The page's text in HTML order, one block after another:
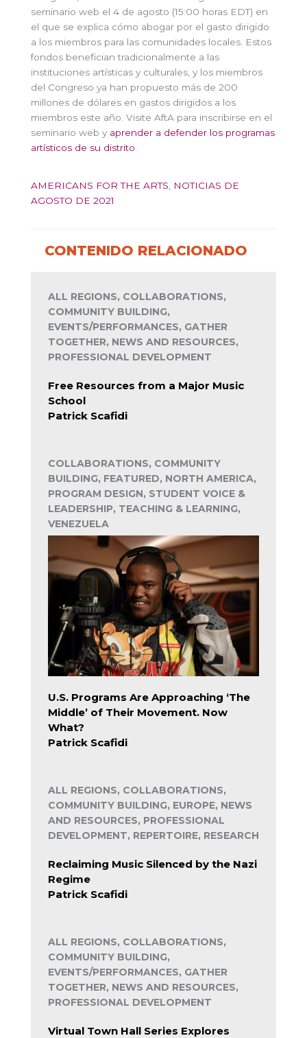
seminario web el 4 de agosto (15:00 horas EDT) en
el que se explica cómo abogar por el gasto dirigido
a los miembros para las comunidades locales. Estos
fondos benefician tradicionalmente a las
instituciones artísticas y culturales, y los miembros
del Congreso ya han propuesto más de 200
millones de dólares en gastos dirigidos a los
miembros este año. Visite AftA para inscribirse en el
seminario web y aprender a defender los programas
artísticos de su distrito.
AMERICANS FOR THE ARTS
NOTICIAS DE
AGOSTO DE 2021
CONTENIDO RELACIONADO
ALL REGIONS, COLLABORATIONS,
COMMUNITY BUILDING,
EVENTS/PERFORMANCES, GATHER
TOGETHER, NEWS AND RESOURCES,
PROFESSIONAL DEVELOPMENT
Free Resources from a Major Music
School
Patrick Scafidi
COLLABORATIONS, COMMUNITY
BUILDING, FEATURED, NORTH AMERICA,
PROGRAM DESIGN, STUDENT VOICE &
LEADERSHIP, TEACHING & LEARNING,
VENEZUELA
U.S. Programs Are Approaching ‘The
Middle’ of Their Movement. Now
What?
Patrick Scafidi
ALL REGIONS, COLLABORATIONS,
COMMUNITY BUILDING, EUROPE, NEWS
AND RESOURCES, PROFESSIONAL
DEVELOPMENT, REPERTOIRE, RESEARCH
Reclaiming Music Silenced by the Nazi
Regime
Patrick Scafidi
ALL REGIONS, COLLABORATIONS,
COMMUNITY BUILDING,
EVENTS/PERFORMANCES, GATHER
TOGETHER, NEWS AND RESOURCES,
PROFESSIONAL DEVELOPMENT
Virtual Town Hall Series Explores